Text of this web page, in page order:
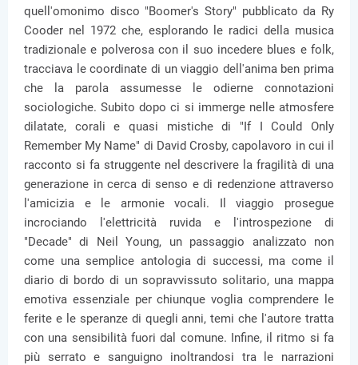
quell'omonimo disco "Boomer's Story" pubblicato da Ry
Cooder nel 1972 che, esplorando le radici della musica
tradizionale e polverosa con il suo incedere blues e folk,
tracciava le coordinate di un viaggio dell'anima ben prima
che la parola assumesse le odierne connotazioni
sociologiche. Subito dopo ci si immerge nelle atmosfere
dilatate, corali e quasi mistiche di "If I Could Only
Remember My Name" di David Crosby, capolavoro in cui il
racconto si fa struggente nel descrivere la fragilità di una
generazione in cerca di senso e di redenzione attraverso
l'amicizia e le armonie vocali. Il viaggio prosegue
incrociando l'elettricità ruvida e l'introspezione di
"Decade" di Neil Young, un passaggio analizzato non
come una semplice antologia di successi, ma come il
diario di bordo di un sopravvissuto solitario, una mappa
emotiva essenziale per chiunque voglia comprendere le
ferite e le speranze di quegli anni, temi che l'autore tratta
con una sensibilità fuori dal comune. Infine, il ritmo si fa
più serrato e sanguigno inoltrandosi tra le narrazioni